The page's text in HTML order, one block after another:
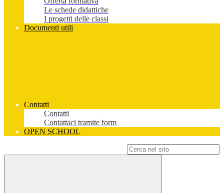
Le schede didattiche
I progetti delle classi
Documenti utili
Contatti
Contatti
Contattaci tramite form
OPEN SCHOOL